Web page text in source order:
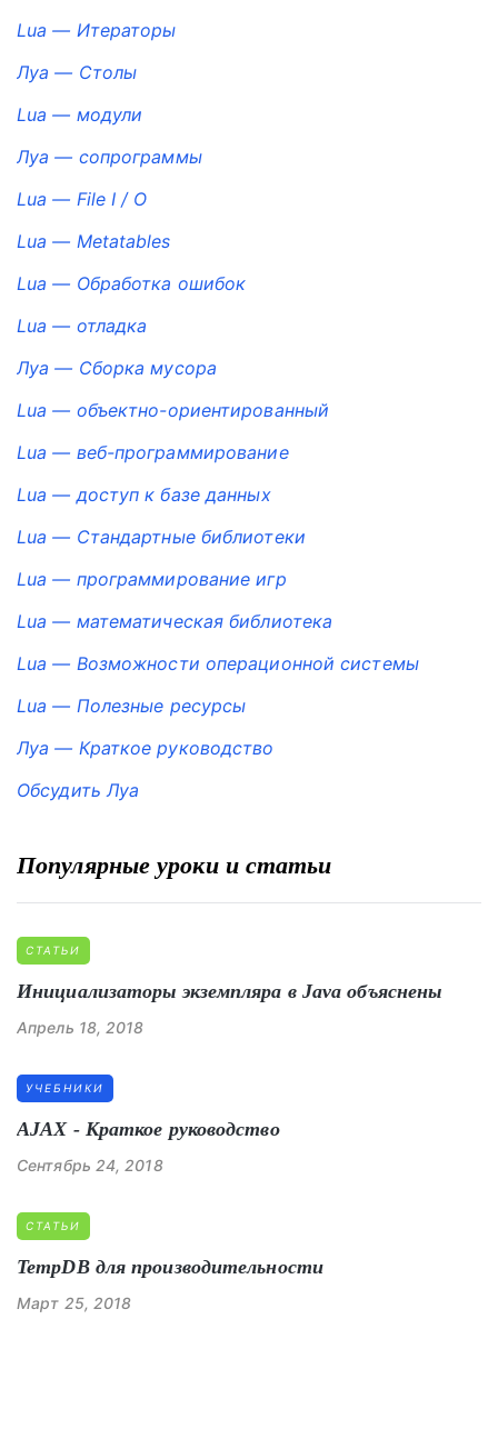
Lua — Итераторы
Луа — Столы
Lua — модули
Луа — сопрограммы
Lua — File I / O
Lua — Metatables
Lua — Обработка ошибок
Lua — отладка
Луа — Сборка мусора
Lua — объектно-ориентированный
Lua — веб-программирование
Lua — доступ к базе данных
Lua — Стандартные библиотеки
Lua — программирование игр
Lua — математическая библиотека
Lua — Возможности операционной системы
Lua — Полезные ресурсы
Луа — Краткое руководство
Обсудить Луа
Популярные уроки и статьи
СТАТЬИ
Инициализаторы экземпляра в Java объяснены
Апрель 18, 2018
УЧЕБНИКИ
AJAX - Краткое руководство
Сентябрь 24, 2018
СТАТЬИ
TempDB для производительности
Март 25, 2018